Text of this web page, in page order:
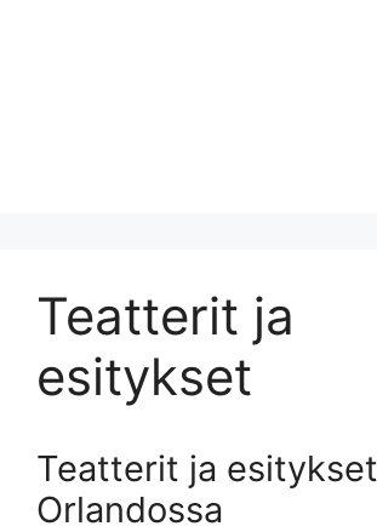
Teatterit ja
esitykset
Teatterit ja esitykset
Orlandossa